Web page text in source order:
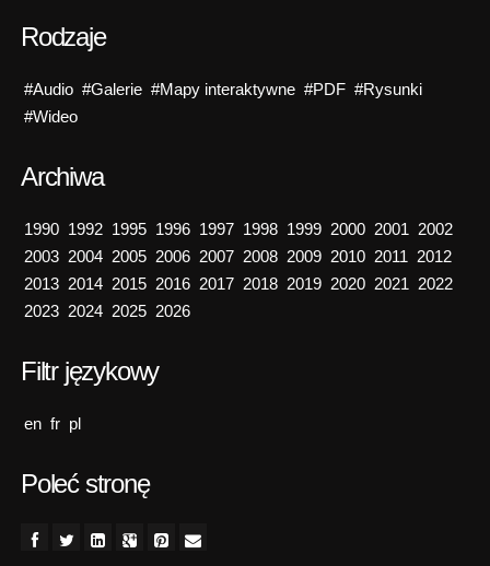
Rodzaje
#Audio #Galerie #Mapy interaktywne #PDF #Rysunki
#Wideo
Archiwa
1990 1992 1995 1996 1997 1998 1999 2000 2001 2002
2003 2004 2005 2006 2007 2008 2009 2010 2011 2012
2013 2014 2015 2016 2017 2018 2019 2020 2021 2022
2023 2024 2025 2026
Filtr językowy
en fr pl
Poleć stronę